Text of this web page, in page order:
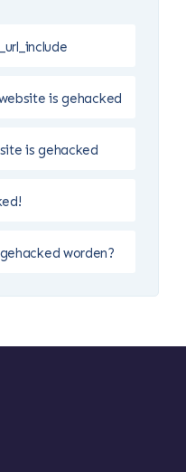
is gehacked
is gehacked
worden?